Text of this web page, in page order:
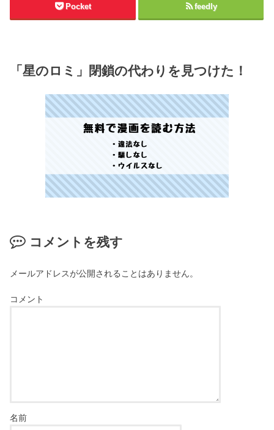
Pocket feedly
「星のロミ」閉鎖の代わりを見つけた！
コメントを残す
メールアドレスが公開されることはありません。
コメント
名前